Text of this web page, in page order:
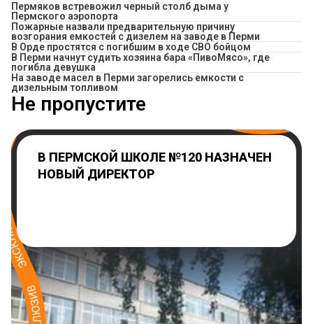
Пермяков встревожил черный столб дыма у
Пермского аэропорта
Пожарные назвали предварительную причину
возгорания емкостей с дизелем на заводе в Перми
В Орде простятся с погибшим в ходе СВО бойцом
​В Перми начнут судить хозяина бара «ПивоМясо», где
погибла девушка
На заводе масел в Перми загорелись емкости с
дизельным топливом
Не пропустите
В ПЕРМСКОЙ ШКОЛЕ №120 НАЗНАЧЕН
НОВЫЙ ДИРЕКТОР